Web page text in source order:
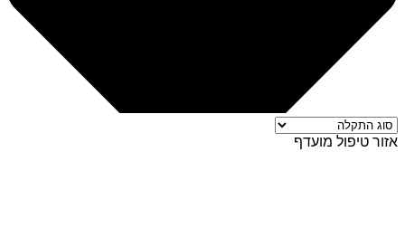
אזור טיפול מועדף